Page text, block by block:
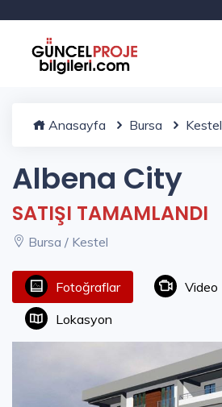
Anasayfa Bursa Kestel
Albena City
SATIŞI TAMAMLANDI
Bursa / Kestel
Fotoğraflar
Video
Lokasyon